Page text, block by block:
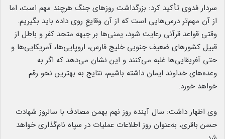
سردار فدوی تأکید کرد: بزرگداشت روز‌های جنگ هرچند مهم است، اما
از آن مهم‌تر درس‌هایی است که از آن وقایعِ روی داده باید بگیریم.
وقتی قواعد قرآنی رعایت شود، یمنی‌ها بر جبهه متحد کفر و باطل از
قبیل کشور‌های ضعیف جنوبی خلیج فارس، اروپایی‌ها، آمریکایی‌ها و
حتی آفریقایی‌ها غلبه می‌کنند و این نشان می‌دهد که اگر به
وعده‌های خداوند ایمان داشته باشیم، نتایج به بهترین نحو رقم
خواهد خورد.
وی اظهار داشت: سال آینده روز نهم بهمن مصادف با سالروز شهادت
حسن باقری، به‌عنوان روز اطلاعات عملیات در سپاه نام‌گذاری خواهد